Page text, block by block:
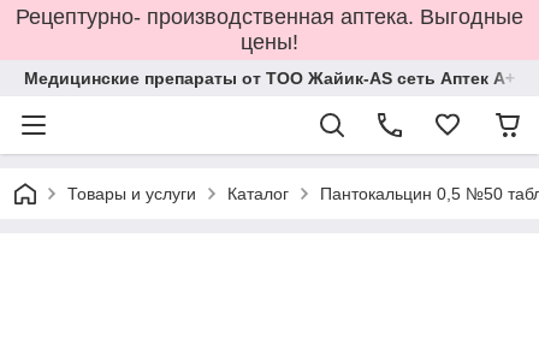
Рецептурно- производственная аптека. Выгодные
цены!
Медицинские препараты от ТОО Жайик-AS сеть Аптек А+
Товары и услуги Каталог Пантокальцин 0,5 №50